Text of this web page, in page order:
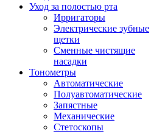
Уход за полостью рта
Ирригаторы
Электрические зубные
щетки
Сменные чистящие
насадки
Тонометры
Автоматические
Полуавтоматические
Запястные
Механические
Стетоскопы